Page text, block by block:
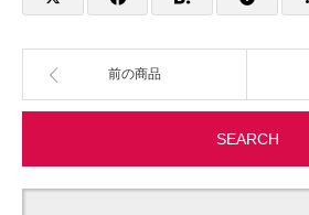
前の商品
SEARCH
事務